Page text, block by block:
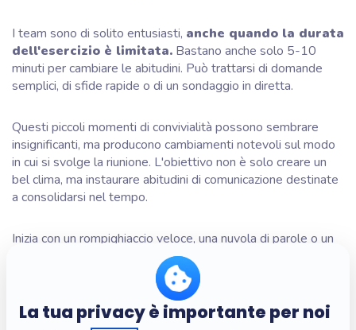
I team sono di solito entusiasti, anche quando la durata
dell'esercizio è limitata. Bastano anche solo 5-10
minuti per cambiare le abitudini. Può trattarsi di domande
semplici, di sfide rapide o di un sondaggio in diretta.
Questi piccoli momenti di convivialità possono sembrare
insignificanti, ma producono cambiamenti notevoli sul modo
in cui si svolge la riunione. L'obiettivo non è solo creare un
bel clima, ma instaurare abitudini di comunicazione destinate
a consolidarsi nel tempo.
Inizia con un rompighiaccio veloce, una nuvola di parole o un
quiz divertente. Poi avvia la riunione sfruttando questa
buona energia. Lo spirito di squadra si sviluppa attraverso
questi piccoli momenti ripetuti e regolari, che trasformano la
partecipazione in un'abitudine.
La tua privacy è importante per noi